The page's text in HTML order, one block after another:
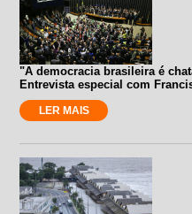
"A democracia brasileira é
Entrevista especial com
LER MAIS